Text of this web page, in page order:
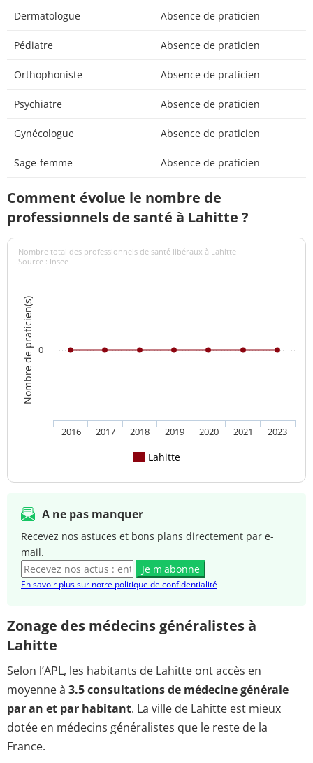
Dermatologue Absence de praticien
Pédiatre Absence de praticien
Orthophoniste Absence de praticien
Psychiatre Absence de praticien
Gynécologue Absence de praticien
Sage-femme Absence de praticien
Comment évolue le nombre de
professionnels de santé à Lahitte ?
Nombre de praticien(s)
Nombre total des professionnels de santé libéraux à Lahitte -
Source : Insee
Lahitte
2016 2017 2018 2019 2020 2021 2023
0
A ne pas manquer
Recevez nos astuces et bons plans directement par e-
mail.
Je m'abonne
En savoir plus sur notre politique de confidentialité
Zonage des médecins généralistes à
Lahitte
Selon l’APL, les habitants de Lahitte ont accès en
moyenne à 3.5 consultations de médecine générale
par an et par habitant. La ville de Lahitte est mieux
dotée en médecins généralistes que le reste de la
France.